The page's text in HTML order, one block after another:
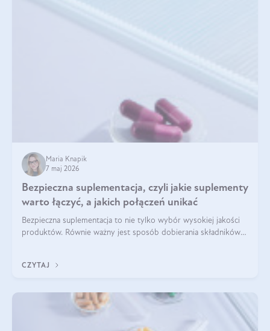
Maria Knapik
7 maj 2026
Bezpieczna suplementacja, czyli jakie suplementy
warto łączyć, a jakich połączeń unikać
Bezpieczna suplementacja to nie tylko wybór wysokiej jakości
produktów. Równie ważny jest sposób dobierania składników
CZYTAJ